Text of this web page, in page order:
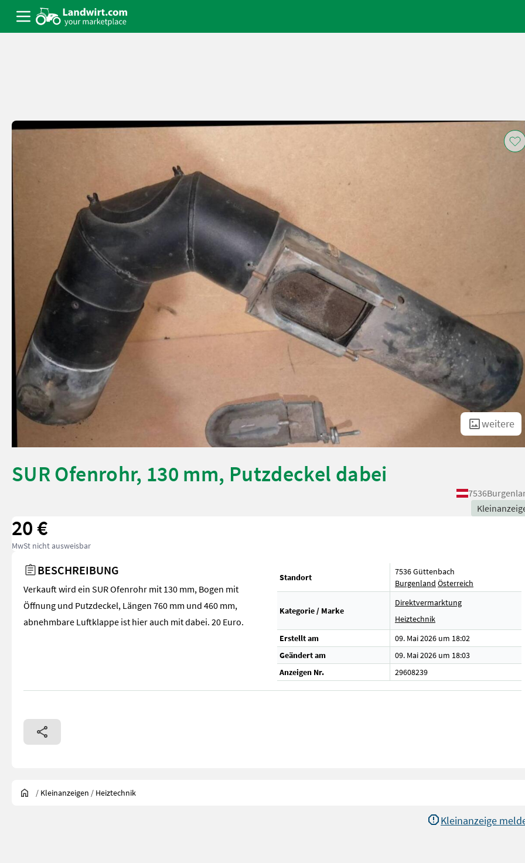
weitere
SUR Ofenrohr, 130 mm, Putzdeckel dabei
7536
20 €
MwSt nicht ausweisbar
BESCHREIBUNG
Verkauft wird ein SUR Ofenrohr mit 130 mm, Bogen mit
Öffnung und Putzdeckel, Längen 760 mm und 460 mm,
abnehmbare Luftklappe ist hier auch mit dabei. 20 Euro.
Standort
7536 Güttenbach
Burgenland Österreich
Kategorie / Marke
Direktvermarktung
Heiztechnik
Erstellt am
09. Mai 2026 um 18:02
Geändert am
09. Mai 2026 um 18:03
Anzeigen Nr.
29608239
/ Kleinanzeigen / Heiztechnik
Kleinanzeige